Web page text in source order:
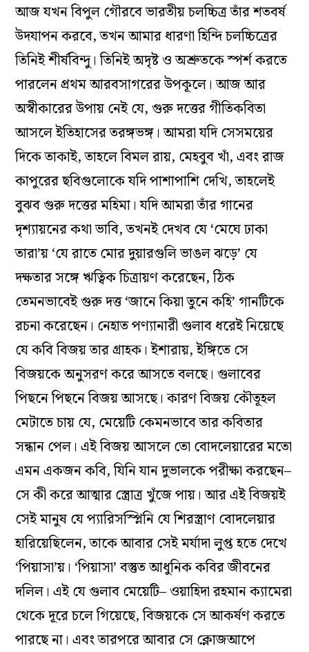
আজ যখন বিপুল গৌরবে ভারতীয় চলচ্চিত্র তাঁর শতবর্ষ
উদযাপন করবে, তখন আমার ধারণা হিন্দি চলচ্চিত্রের
তিনিই শীর্ষবিন্দু। তিনিই অদৃষ্ট ও অশ্রুতকে স্পর্শ করতে
পারলেন প্রথম আরবসাগরের উপকূলে। আজ আর
অস্বীকারের উপায় নেই যে, গুরু দত্তের গীতিকবিতা
আসলে ইতিহাসের তরঙ্গভঙ্গ। আমরা যদি সেসময়ের
দিকে তাকাই, তাহলে বিমল রায়, মেহবুব খাঁ, এবং রাজ
কাপুরের ছবিগুলোকে যদি পাশাপাশি দেখি, তাহলেই
বুঝব গুরু দত্তের মহিমা। যদি আমরা তাঁর গানের
দৃশ্যায়নের কথা ভাবি, তখনই দেখব যে ‘মেঘে ঢাকা
তারা’য় ‘যে রাতে মোর দুয়ারগুলি ভাঙল ঝড়ে’ যে
দক্ষতার সঙ্গে ঋত্বিক চিত্রায়ণ করেছেন, ঠিক
তেমনভাবেই গুরু দত্ত ‘জানে কিয়া তুনে কহি’ গানটিকে
রচনা করেছেন। নেহাত পণ্যানারী গুলাব ধরেই নিয়েছে
যে কবি বিজয় তার গ্রাহক। ইশারায়, ইঙ্গিতে সে
বিজয়কে অনুসরণ করে আসতে বলছে। গুলাবের
পিছনে পিছনে বিজয় আসছে। কারণ বিজয় কৌতূহল
মেটাতে চায় যে, মেয়েটি কেমনভাবে তার কবিতার
সন্ধান পেল। এই বিজয় আসলে তো বোদলেয়ারের মতো
এমন একজন কবি, যিনি যান দুভালকে পরীক্ষা করছেন–
সে কী করে আত্মার স্ত্রোত্র খুঁজে পায়। আর এই বিজয়ই
সেই মানুষ যে প্যারিসস্প্লিনি যে শিরস্ত্রাণ বোদলেয়ার
হারিয়েছিলেন, তাকে আবার সেই মর্যাদা লুপ্ত হতে দেখে
‘পিয়াসা’য়। ‘পিয়াসা’ বস্তুত আধুনিক কবির জীবনের
দলিল। এই যে গুলাব মেয়েটি– ওয়াহিদা রহমান ক‌্যামেরা
থেকে দূরে চলে গিয়েছে, বিজয়কে সে আকর্ষণ করতে
পারছে না। এবং তারপরে আবার সে ক্লোজআপে